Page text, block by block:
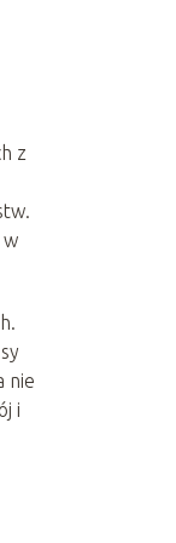
z
w
nie
i